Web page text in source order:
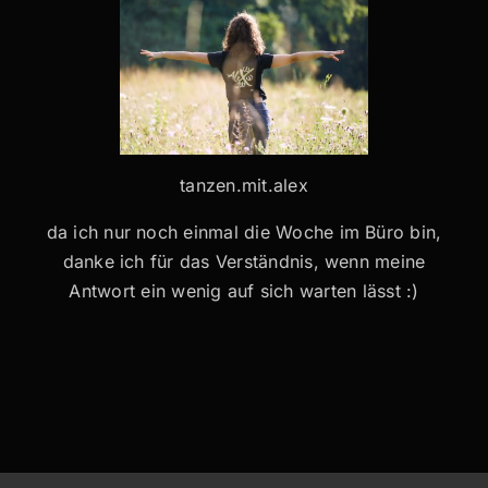
tanzen.mit.alex
da ich nur noch einmal die Woche im Büro bin,
danke ich für das Verständnis, wenn meine
Antwort ein wenig auf sich warten lässt :)